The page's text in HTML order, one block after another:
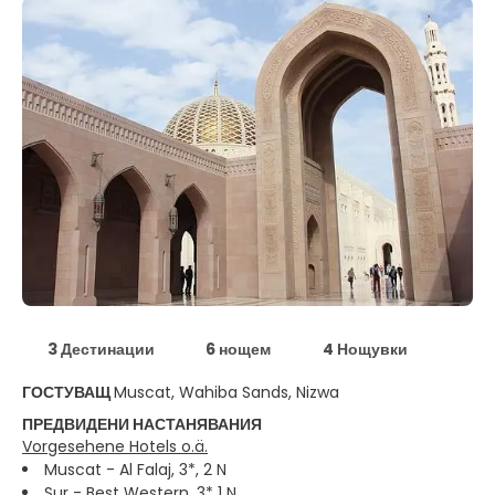
3 Дестинации 6 нощем
4 Нощувки
ГОСТУВАЩMuscat, Wahiba Sands, Nizwa
ПРЕДВИДЕНИ НАСТАНЯВАНИЯ
Vorgesehene Hotels o.ä.
Muscat - Al Falaj, 3*, 2 N